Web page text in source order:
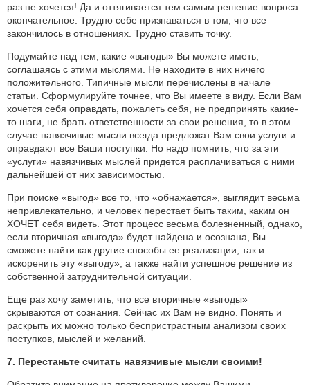
раз не хочется! Да и оттягивается тем самым решение вопроса
окончательное. Трудно себе признаваться в том, что все
закончилось в отношениях. Трудно ставить точку.
Подумайте над тем, какие «выгоды» Вы можете иметь,
соглашаясь с этими мыслями. Не находите в них ничего
положительного. Типичные мысли перечислены в начале
статьи. Сформулируйте точнее, что Вы имеете в виду. Если Вам
хочется себя оправдать, пожалеть себя, не предпринять какие-
то шаги, не брать ответственности за свои решения, то в этом
случае навязчивые мысли всегда предложат Вам свои услуги и
оправдают все Ваши поступки. Но надо помнить, что за эти
«услуги» навязчивых мыслей придется расплачиваться с ними
дальнейшей от них зависимостью.
При поиске «выгод» все то, что «обнажается», выглядит весьма
непривлекательно, и человек перестает быть таким, каким он
ХОЧЕТ себя видеть. Этот процесс весьма болезненный, однако,
если вторичная «выгода» будет найдена и осознана, Вы
сможете найти как другие способы ее реализации, так и
искоренить эту «выгоду», а также найти успешное решение из
собственной затруднительной ситуации.
Еще раз хочу заметить, что все вторичные «выгоды»
скрываются от сознания. Сейчас их Вам не видно. Понять и
раскрыть их можно только беспристрастным анализом своих
поступков, мыслей и желаний.
7. Перестаньте считать навязчивые мысли своими!